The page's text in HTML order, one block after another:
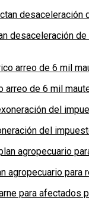
desaceleración de
arreo de 6 mil
del
agropecuario